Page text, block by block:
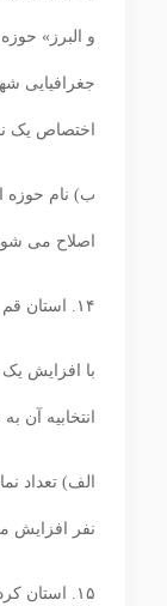
و البرز»
جغرافیایی
اختصاص یک
ب) نام حوزه
اصلاح می
۱۴. استان قم
با افزایش یک
انتخابیه
الف) تعداد
نفر افزایش
۱۵. استان کردستان